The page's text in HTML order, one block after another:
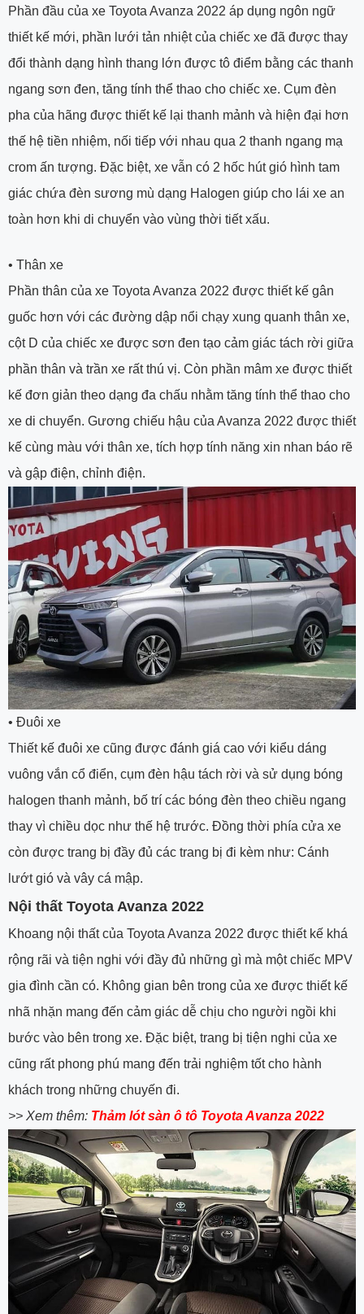
Phần đầu của xe Toyota Avanza 2022 áp dụng ngôn ngữ
thiết kế mới, phần lưới tản nhiệt của chiếc xe đã được thay
đổi thành dạng hình thang lớn được tô điểm bằng các thanh
ngang sơn đen, tăng tính thể thao cho chiếc xe. Cụm đèn
pha của hãng được thiết kế lại thanh mảnh và hiện đại hơn
thế hệ tiền nhiệm, nối tiếp với nhau qua 2 thanh ngang mạ
crom ấn tượng. Đặc biệt, xe vẫn có 2 hốc hút gió hình tam
giác chứa đèn sương mù dạng Halogen giúp cho lái xe an
toàn hơn khi di chuyển vào vùng thời tiết xấu.
• Thân xe
Phần thân của xe Toyota Avanza 2022 được thiết kế gân
guốc hơn với các đường dập nổi chạy xung quanh thân xe,
cột D của chiếc xe được sơn đen tạo cảm giác tách rời giữa
phần thân và trần xe rất thú vị. Còn phần mâm xe được thiết
kế đơn giản theo dạng đa chấu nhằm tăng tính thể thao cho
xe di chuyển. Gương chiếu hậu của Avanza 2022 được thiết
kế cùng màu với thân xe, tích hợp tính năng xin nhan báo rẽ
và gập điện, chỉnh điện.
• Đuôi xe
Thiết kế đuôi xe cũng được đánh giá cao với kiểu dáng
vuông vắn cổ điển, cụm đèn hậu tách rời và sử dụng bóng
halogen thanh mảnh, bố trí các bóng đèn theo chiều ngang
thay vì chiều dọc như thế hệ trước. Đồng thời phía cửa xe
còn được trang bị đầy đủ các trang bị đi kèm như: Cánh
lướt gió và vây cá mập.
Nội thất Toyota Avanza 2022
Khoang nội thất của Toyota Avanza 2022 được thiết kế khá
rộng rãi và tiện nghi với đầy đủ những gì mà một chiếc MPV
gia đình cần có. Không gian bên trong của xe được thiết kế
nhã nhặn mang đến cảm giác dễ chịu cho người ngồi khi
bước vào bên trong xe. Đặc biệt, trang bị tiện nghi của xe
cũng rất phong phú mang đến trải nghiệm tốt cho hành
khách trong những chuyến đi.
>> Xem thêm: Thảm lót sàn ô tô Toyota Avanza 2022